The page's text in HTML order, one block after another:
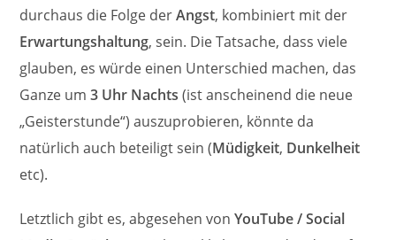
durchaus die Folge derAngst, kombiniert mit der
Erwartungshaltung, sein. Die Tatsache, dass viele
glauben, es würde einen Unterschied machen, das
Ganze um3 Uhr Nachts (ist anscheinend die neue
„Geisterstunde“) auszuprobieren, könnte da
natürlich auch beteiligt sein (Müdigkeit, Dunkelheit
etc).
Letztlich gibt es, abgesehen vonYouTube / Social